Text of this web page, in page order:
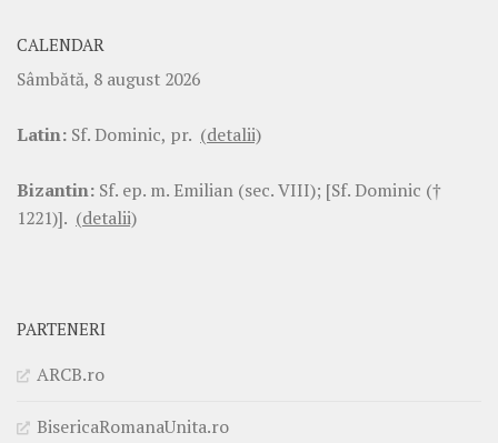
CALENDAR
Sâmbătă, 8 august 2026
Latin: Sf. Dominic, pr. (detalii)
Bizantin: Sf. ep. m. Emilian (sec. VIII); [Sf. Dominic (†
1221)]. (detalii)
PARTENERI
ARCB.ro
BisericaRomanaUnita.ro